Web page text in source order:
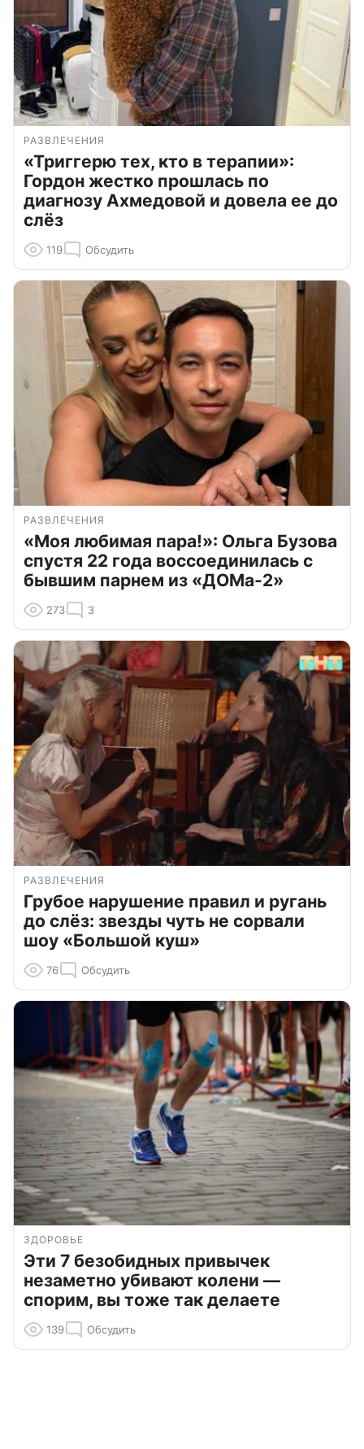
РАЗВЛЕЧЕНИЯ
«Триггерю тех, кто в терапии»:
Гордон жестко прошлась по
диагнозу Ахмедовой и довела ее до
слёз
119 Обсудить
РАЗВЛЕЧЕНИЯ
«Моя любимая пара!»: Ольга Бузова
спустя 22 года воссоединилась с
бывшим парнем из «ДОМа-2»
273 3
РАЗВЛЕЧЕНИЯ
Грубое нарушение правил и ругань
до слёз: звезды чуть не сорвали
шоу «Большой куш»
76 Обсудить
ЗДОРОВЬЕ
Эти 7 безобидных привычек
незаметно убивают колени —
спорим, вы тоже так делаете
139 Обсудить